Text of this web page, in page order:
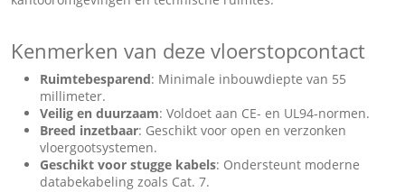
Kenmerken van deze vloerstopcontact
Ruimtebesparend: Minimale inbouwdiepte van 55
millimeter.
Veilig en duurzaam: Voldoet aan CE- en UL94-normen.
Breed inzetbaar: Geschikt voor open en verzonken
vloergootsystemen.
Geschikt voor stugge kabels: Ondersteunt moderne
databekabeling zoals Cat. 7.